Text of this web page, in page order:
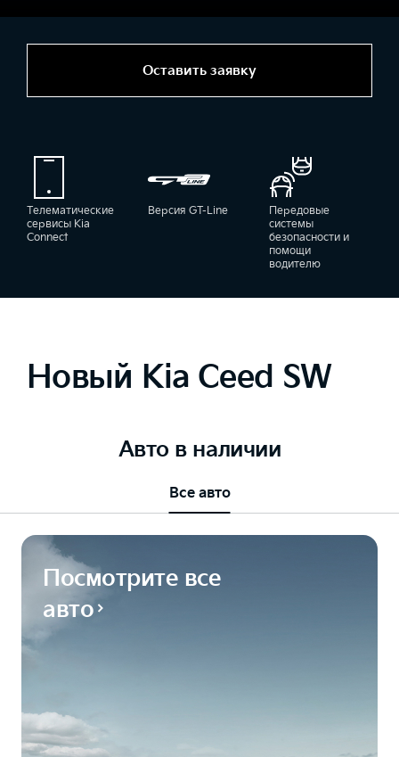
Оставить заявку
Телематические
сервисы Kia
Connect
Версия GT-Line
Передовые
системы
безопасности и
помощи
водителю
Новый Kia Ceed SW
Авто в наличии
Все авто
Посмотрите все
авто